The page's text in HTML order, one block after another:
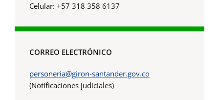
Celular: +57 318 358 6137
CORREO ELECTRÓNICO
personeria@giron-santander.gov.co
(Notificaciones judiciales)